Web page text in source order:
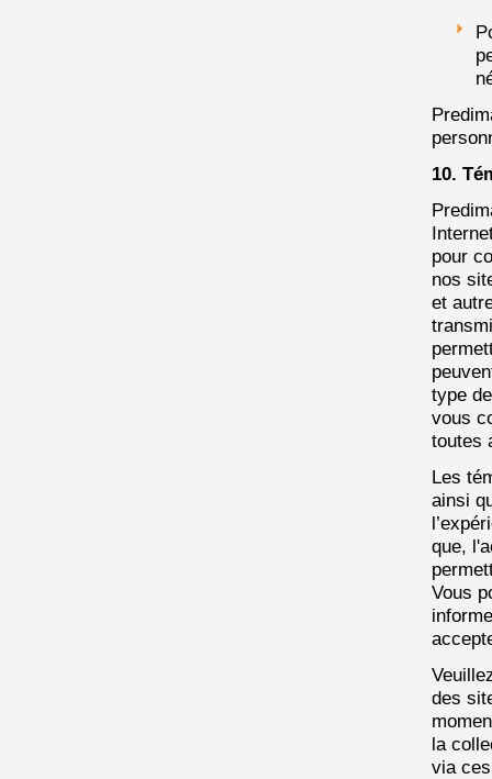
10.
pour
nos
et
type
vous
toutes
Les
ainsi
que,
Vous
des
la
via